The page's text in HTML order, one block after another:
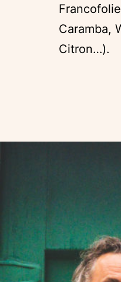
Caramba,
Citron…).